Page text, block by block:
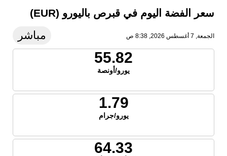
سعر الفضة اليوم في قبرص باليورو (EUR)
الجمعة, 7 أغسطس 2026, 8:38 ص مباشر
55.82
يورو/أونصة
1.79
يورو/جرام
64.33